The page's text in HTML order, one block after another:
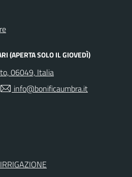
(APERTA SOLO IL GIOVEDÌ)
06049, Italia
info@bonificaumbra.it